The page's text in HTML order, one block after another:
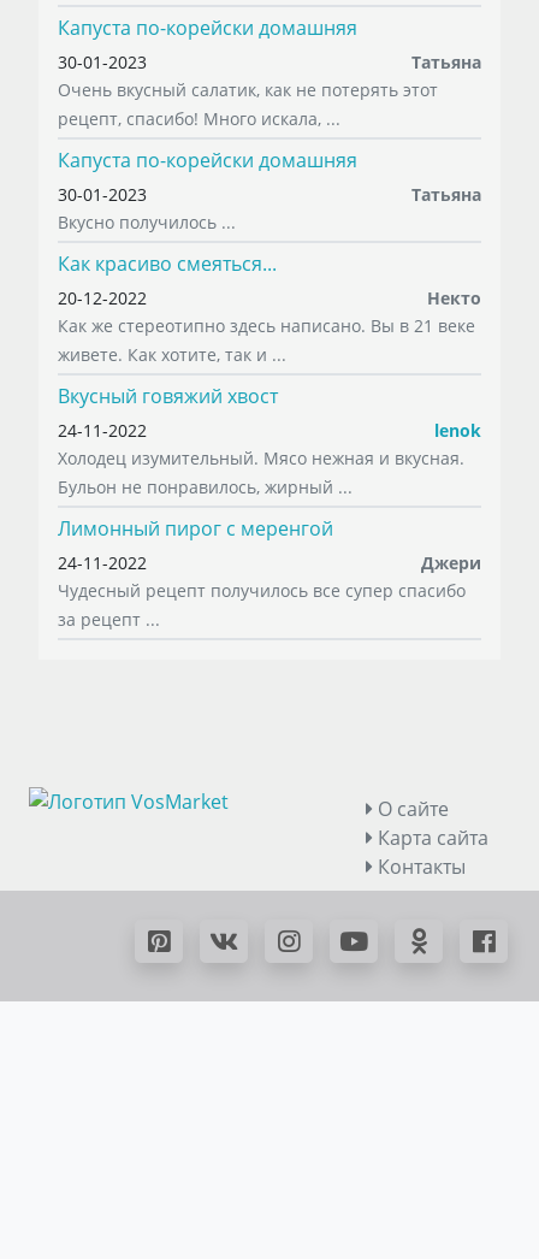
Капуста по-корейски домашняя
30-01-2023
Татьяна
Очень вкусный салатик, как не потерять этот
рецепт, спасибо! Много искала, ...
Капуста по-корейски домашняя
30-01-2023
Татьяна
Вкусно получилось ...
Как красиво смеяться...
20-12-2022
Некто
Как же стереотипно здесь написано. Вы в 21 веке
живете. Как хотите, так и ...
Вкусный говяжий хвост
24-11-2022
lenok
Холодец изумительный. Мясо нежная и вкусная.
Бульон не понравилось, жирный ...
Лимонный пирог с меренгой
24-11-2022
Джери
Чудесный рецепт получилось все супер спасибо
за рецепт ...
О сайте
Карта сайта
Контакты